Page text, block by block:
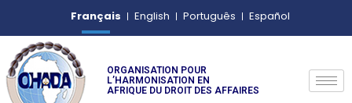
Français English Português Español
ORGANISATION POUR
L’HARMONISATION EN
AFRIQUE DU DROIT DES AFFAIRES